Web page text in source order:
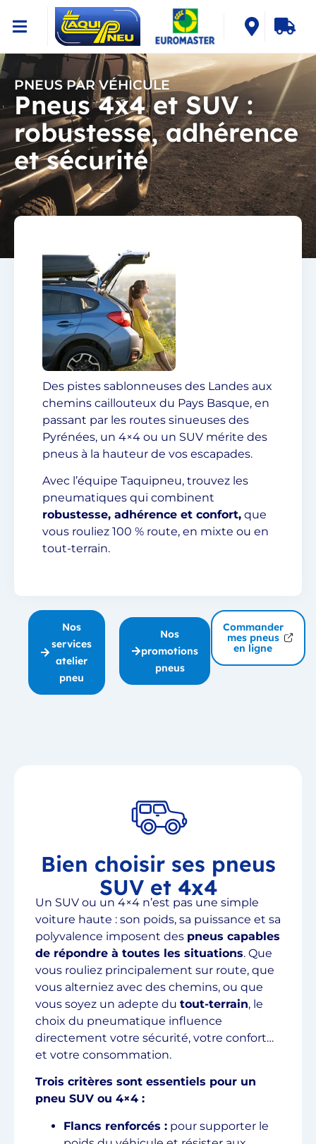
PNEUS PAR VÉHICULE
Pneus 4x4 et SUV :
robustesse, adhérence
et sécurité
Des pistes sablonneuses des Landes aux
chemins caillouteux du Pays Basque, en
passant par les routes sinueuses des
Pyrénées, un 4×4 ou un SUV mérite des
pneus à la hauteur de vos escapades.
Avec l’équipe Taquipneu, trouvez les
pneumatiques qui combinent
robustesse, adhérence et confort, que
vous rouliez 100 % route, en mixte ou en
tout-terrain.
Nos
services
atelier
pneu
Nos
promotions
pneus
Commander
mes pneus
en ligne
Bien choisir ses pneus
SUV et 4x4
Un SUV ou un 4×4 n’est pas une simple
voiture haute : son poids, sa puissance et sa
polyvalence imposent des pneus capables
de répondre à toutes les situations. Que
vous rouliez principalement sur route, que
vous alterniez avec des chemins, ou que
vous soyez un adepte du tout-terrain, le
choix du pneumatique influence
directement votre sécurité, votre confort…
et votre consommation.
Trois critères sont essentiels pour un
pneu SUV ou 4×4 :
Flancs renforcés : pour supporter le